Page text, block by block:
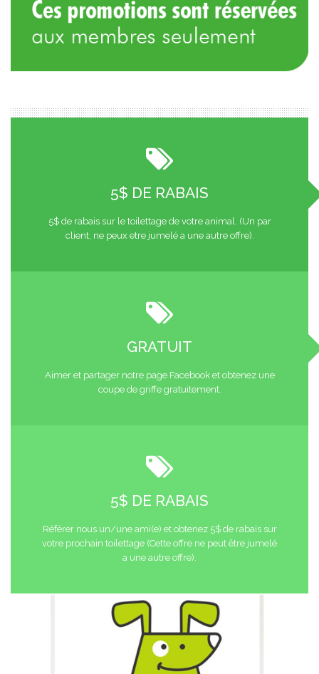
5$ DE RABAIS
5$ de rabais sur le toilettage de votre animal. (Un par
client, ne peux etre jumelé a une autre offre).
GRATUIT
Aimer et partager notre page Facebook et obtenez une
coupe de griffe gratuitement.
5$ DE RABAIS
Référer nous un/une ami(e) et obtenez 5$ de rabais sur
votre prochain toilettage (Cette offre ne peut être jumelé
a une autre offre).